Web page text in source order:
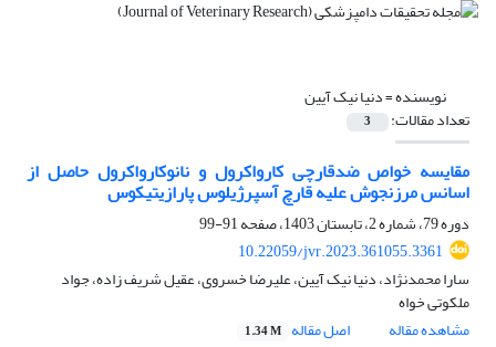
نویسنده =دنیا نیک آیین
تعداد مقالات: 3
مقایسه خواص ضد‌قارچی کارواکرول و نانوکارواکرول حاصل از
اسانس مرزنجوش علیه قارچ آسپرژیلوس پارازیتیکوس
دوره 79، شماره 2، تابستان 1403، صفحه
91-99
10.22059/jvr.2023.361055.3361
سارا محمدنژاد، دنیا نیک آیین، علیرضا خسروی، عقیل شریف زاده، جواد
ملکوتی خواه
مشاهده مقاله
اصل مقاله 1.34 M